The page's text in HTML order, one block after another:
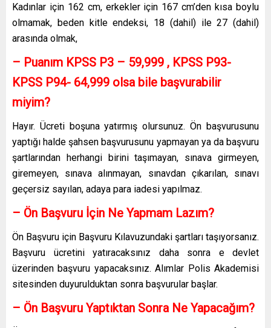
Kadınlar için 162 cm, erkekler için 167 cm’den kısa boylu
olmamak, beden kitle endeksi, 18 (dahil) ile 27 (dahil)
arasında olmak,
– Puanım KPSS P3 – 59,999 , KPSS P93-
KPSS P94- 64,999 olsa bile başvurabilir
miyim?
Hayır. Ücreti boşuna yatırmış olursunuz. Ön başvurusunu
yaptığı halde şahsen başvurusunu yapmayan ya da başvuru
şartlarından herhangi birini taşımayan, sınava girmeyen,
giremeyen, sınava alınmayan, sınavdan çıkarılan, sınavı
geçersiz sayılan, adaya para iadesi yapılmaz.
– Ön Başvuru İçin Ne Yapmam Lazım?
Ön Başvuru için Başvuru Kılavuzundaki şartları taşıyorsanız.
Başvuru ücretini yatıracaksınız daha sonra e devlet
üzerinden başvuru yapacaksınız. Alımlar Polis Akademisi
sitesinden duyurulduktan sonra başvurular başlar.
– Ön Başvuru Yaptıktan Sonra Ne Yapacağım?